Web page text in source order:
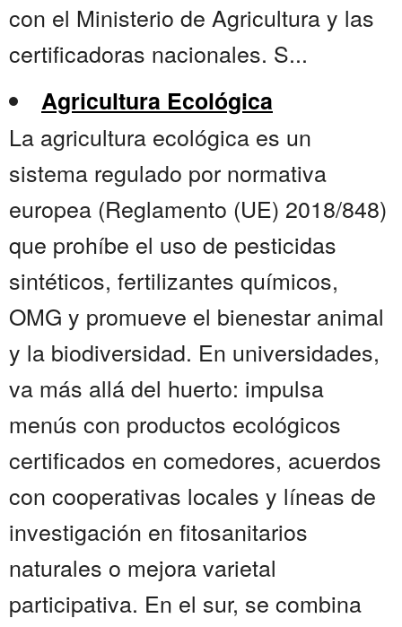
con el Ministerio de Agricultura y las
certificadoras nacionales. S...
Agricultura Ecológica
La agricultura ecológica es un
sistema regulado por normativa
europea (Reglamento (UE) 2018/848)
que prohíbe el uso de pesticidas
sintéticos, fertilizantes químicos,
OMG y promueve el bienestar animal
y la biodiversidad. En universidades,
va más allá del huerto: impulsa
menús con productos ecológicos
certificados en comedores, acuerdos
con cooperativas locales y líneas de
investigación en fitosanitarios
naturales o mejora varietal
participativa. En el sur, se combina